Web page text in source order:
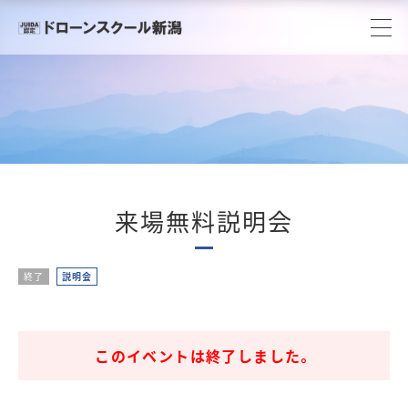
来場無料説明会
終了 説明会
このイベントは終了しました。